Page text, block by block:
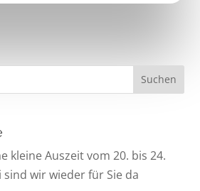
kleine Auszeit vom 20. bis 24.
sind wir wieder für Sie da